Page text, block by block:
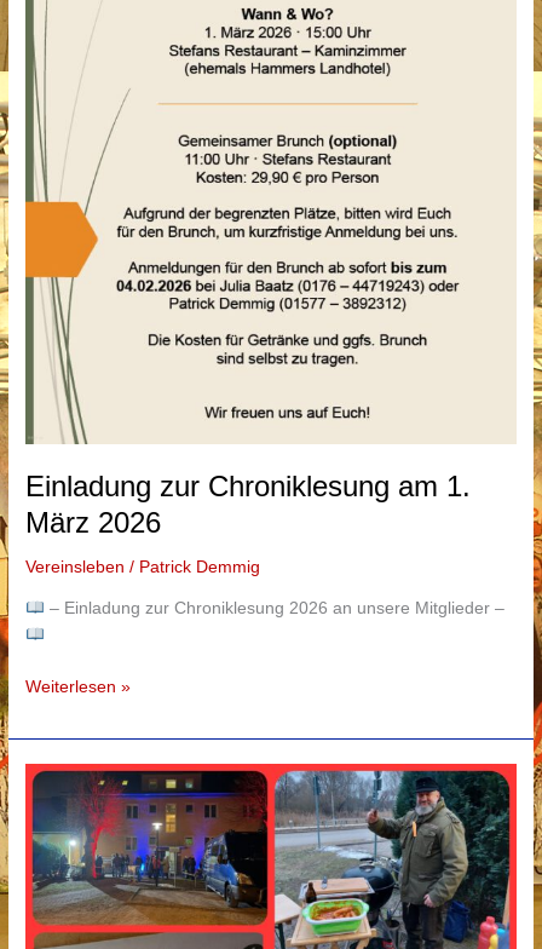
Einladung zur Chroniklesung am 1.
März 2026
Vereinsleben / Patrick Demmig
– Einladung zur Chroniklesung 2026 an unsere Mitglieder –
Einladung
Chroniklesung
am
März
2026
Weiterlesen »